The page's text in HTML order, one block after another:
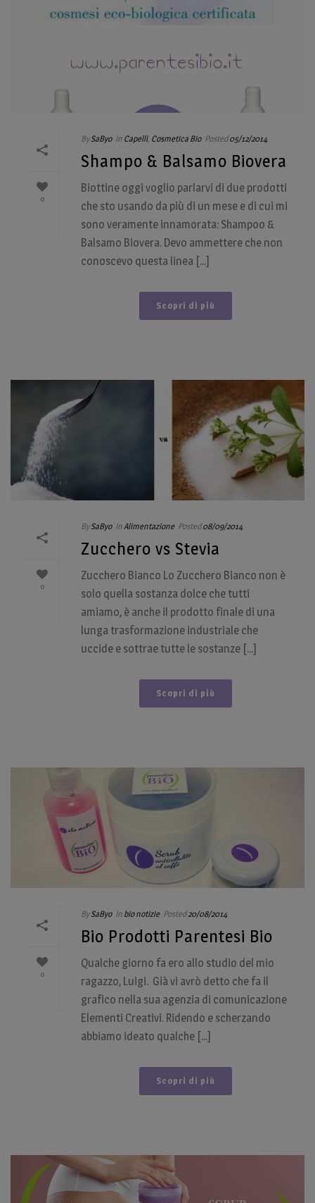
0
By SaByo In Capelli, Cosmetica Bio Posted 05/12/2014
Shampo & Balsamo Biovera
Biottine oggi voglio parlarvi di due prodotti
che sto usando da più di un mese e di cui mi
sono veramente innamorata: Shampoo &
Balsamo Biovera. Devo ammettere che non
conoscevo questa linea [...]
Scopri di più
0
By SaByo In Alimentazione Posted 08/09/2014
Zucchero vs Stevia
Zucchero Bianco Lo Zucchero Bianco non è
solo quella sostanza dolce che tutti
amiamo, è anche il prodotto finale di una
lunga trasformazione industriale che
uccide e sottrae tutte le sostanze [...]
Scopri di più
0
By SaByo In bio notizie Posted 20/08/2014
Bio Prodotti Parentesi Bio
Qualche giorno fa ero allo studio del mio
ragazzo, Luigi. Già vi avrò detto che fa il
grafico nella sua agenzia di comunicazione
Elementi Creativi. Ridendo e scherzando
abbiamo ideato qualche [...]
Scopri di più